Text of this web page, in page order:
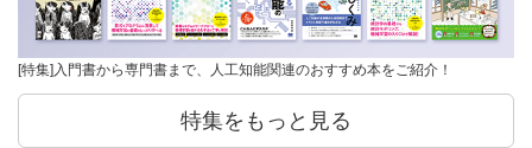
[特集]入門書から専門書まで、人工知能関連のおすすめ本をご紹介！
特集をもっと見る